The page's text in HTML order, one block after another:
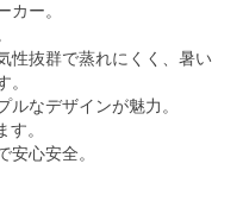
カー。
性抜群で蒸れにくく、暑い
ルなデザインが魅力。
。
安心安全。